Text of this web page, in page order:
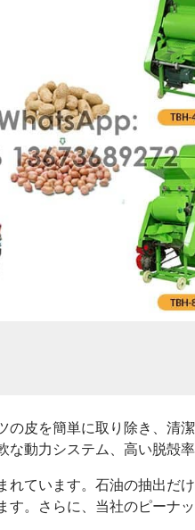
の皮を簡単に取り除き、清
動力システム、高い脱殻
れています。石油の抽出だ
。さらに、当社のピーナ